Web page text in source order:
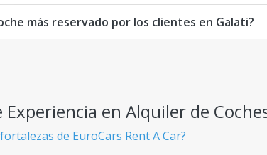
más reservado por los clientes en Galati?
Experiencia en Alquiler de
de EuroCars Rent A Car?